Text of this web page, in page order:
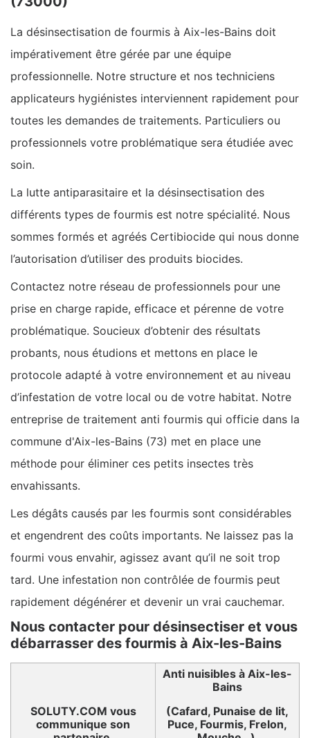
La désinsectisation de fourmis à Aix-les-Bains doit
impérativement être gérée par une équipe
professionnelle. Notre structure et nos techniciens
applicateurs hygiénistes interviennent rapidement pour
toutes les demandes de traitements. Particuliers ou
professionnels votre problématique sera étudiée avec
soin.
La lutte antiparasitaire et la désinsectisation des
différents types de fourmis est notre spécialité. Nous
sommes formés et agréés Certibiocide qui nous donne
l’autorisation d’utiliser des produits biocides.
Contactez notre réseau de professionnels pour une
prise en charge rapide, efficace et pérenne de votre
problématique. Soucieux d’obtenir des résultats
probants, nous étudions et mettons en place le
protocole adapté à votre environnement et au niveau
d’infestation de votre local ou de votre habitat. Notre
entreprise de traitement anti fourmis qui officie dans la
commune d'Aix-les-Bains (73) met en place une
méthode pour éliminer ces petits insectes très
envahissants.
Les dégâts causés par les fourmis sont considérables
et engendrent des coûts importants. Ne laissez pas la
fourmi vous envahir, agissez avant qu’il ne soit trop
tard. Une infestation non contrôlée de fourmis peut
rapidement dégénérer et devenir un vrai cauchemar.
Nous contacter pour désinsectiser et vous
débarrasser des fourmis à Aix-les-Bains
SOLUTY.COM vous
communique son
Anti nuisibles à Aix-les-
Bains
(Cafard, Punaise de lit,
Puce, Fourmis, Frelon,